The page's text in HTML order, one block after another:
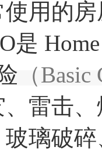
用的
是
（
雷击
璃破